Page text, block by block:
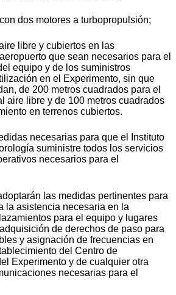
dos motores a turbopropulsión;
libre y cubiertos en las
que sean necesarios para el
equipo y de los suministros
en el Experimento, sin que
de 200 metros cuadrados para el
aire libre y de 100 metros cuadrados
en terrenos cubiertos.
necesarias para que el Instituto
suministre todos los servicios
necesarios para el
las medidas pertinentes para
la asistencia necesaria en la
para el equipo y lugares
de derechos de paso para
y asignación de frecuencias en
del Centro de
Experimento y de cualquier otra
necesarias para el